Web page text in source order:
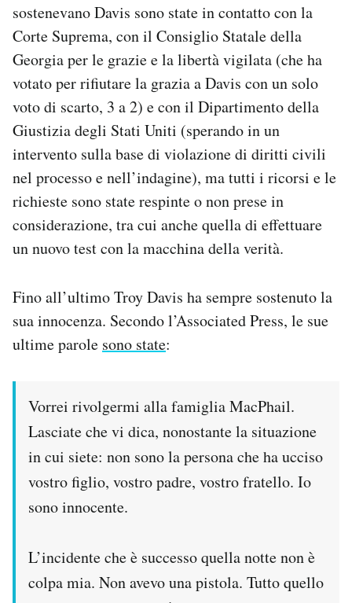
sostenevano Davis sono state in contatto con la
Corte Suprema, con il Consiglio Statale della
Georgia per le grazie e la libertà vigilata (che ha
votato per rifiutare la grazia a Davis con un solo
voto di scarto, 3 a 2) e con il Dipartimento della
Giustizia degli Stati Uniti (sperando in un
intervento sulla base di violazione di diritti civili
nel processo e nell’indagine), ma tutti i ricorsi e le
richieste sono state respinte o non prese in
considerazione, tra cui anche quella di effettuare
un nuovo test con la macchina della verità.
Fino all’ultimo Troy Davis ha sempre sostenuto la
sua innocenza. Secondo l’Associated Press, le sue
ultime parole sono state:
Vorrei rivolgermi alla famiglia MacPhail.
Lasciate che vi dica, nonostante la situazione
in cui siete: non sono la persona che ha ucciso
vostro figlio, vostro padre, vostro fratello. Io
sono innocente.
L’incidente che è successo quella notte non è
colpa mia. Non avevo una pistola. Tutto quello